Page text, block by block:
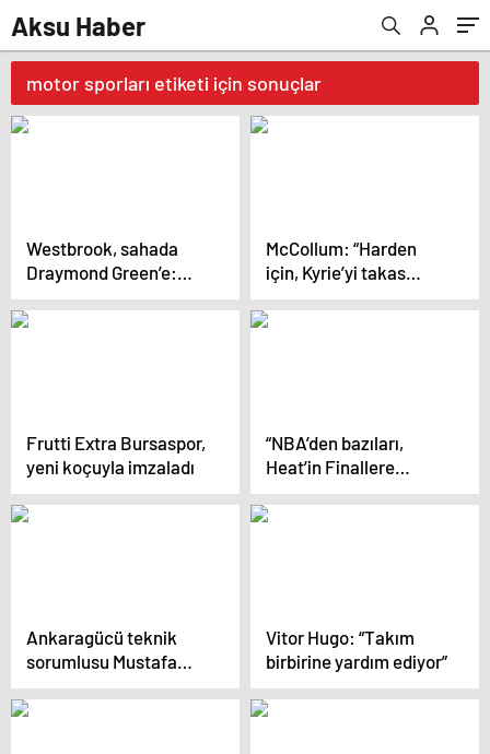
Aksu Haber
motor sporları etiketi için sonuçlar
Westbrook, sahada
Draymond Green’e:
“Daha şut
atamıyorsun!”
McCollum: “Harden
için, Kyrie’yi takas
ederdim…”
Frutti Extra Bursaspor,
yeni koçuyla imzaladı
“NBA’den bazıları,
Heat’in Finallere
çıkışını ‘şans eseri’
olarak görüyor” iddiası
Ankaragücü teknik
sorumlusu Mustafa
Dalcı: “Tek eksik
goldü”
Vitor Hugo: “Takım
birbirine yardım ediyor”